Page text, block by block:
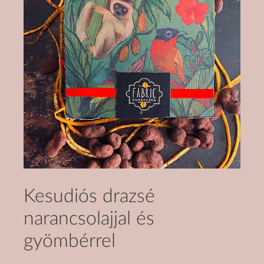
Kesudiós drazsé
narancsolajjal és
gyömbérrel